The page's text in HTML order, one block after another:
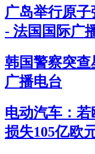
广岛举行原
- 法国国际广
韩国警察突
广播电台
电动汽车：
损失105亿欧